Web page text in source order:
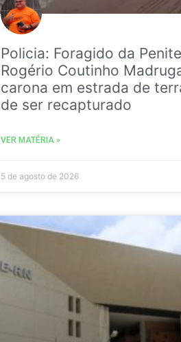
Policia: Foragido da
Rogério Coutinho
carona em estrada de
de ser recapturado
VER MATÉRIA »
5 de agosto de 2026